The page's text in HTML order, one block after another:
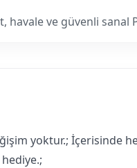
havale ve güvenli sanal
yoktur.; İçerisinde